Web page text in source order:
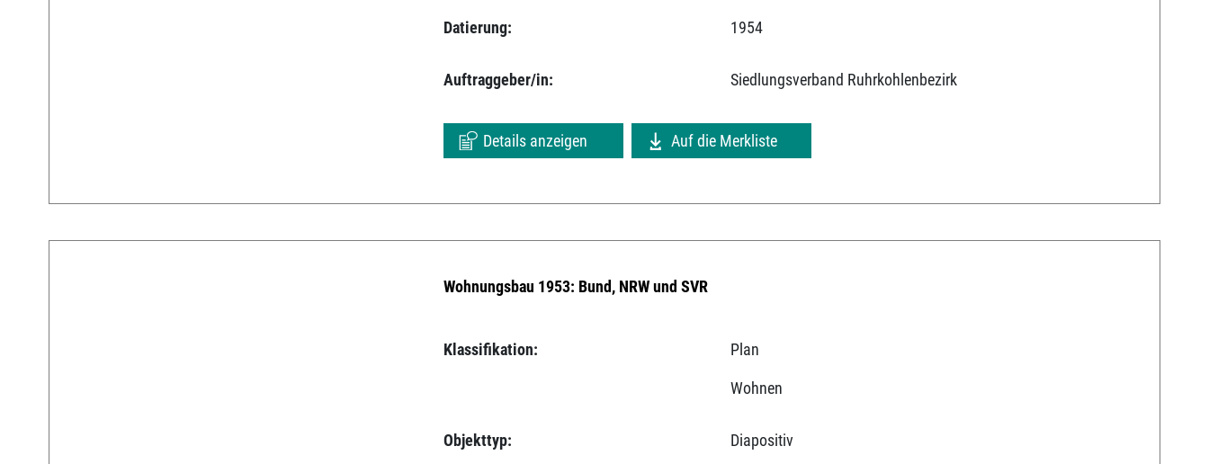
Datierung:
1954
Auftraggeber/in: Siedlungsverband Ruhrkohlenbezirk
Details anzeigen Auf die Merkliste
Wohnungsbau 1953: Bund, NRW und SVR
Klassifikation: Plan
Wohnen
Objekttyp: Diapositiv